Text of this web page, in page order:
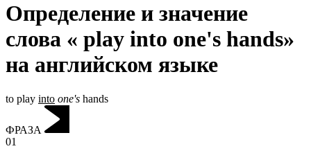
Определение и значение
слова « play into one's hands»
на английском языке
to play into one's hands
ФРАЗА
01